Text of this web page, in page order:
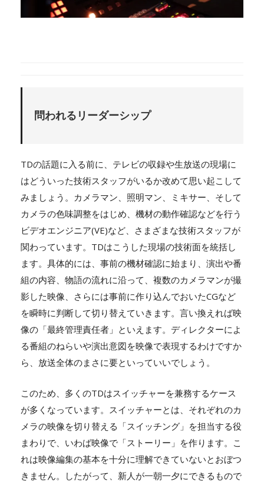
問われるリーダーシップ
TDの話題に入る前に、テレビの収録や生放送の現場に
はどういった技術スタッフがいるか改めて思い起こして
みましょう。カメラマン、照明マン、ミキサー、そして
カメラの色味調整をはじめ、機材の動作確認などを行う
ビデオエンジニア(VE)など、さまざまな技術スタッフが
関わっています。TDはこうした現場の技術面を統括し
ます。具体的には、事前の機材確認に始まり、演出や番
組の内容、物語の流れに沿って、複数のカメラマンが撮
影した映像、さらには事前に作り込んでおいたCGなど
を瞬時に判断して切り替えていきます。言い換えれば映
像の「最終管理責任者」といえます。ディレクターによ
る番組のねらいや演出意図を映像で表現するわけですか
ら、放送全体のまさに要といっていいでしょう。
このため、多くのTDはスイッチャーを兼務するケース
が多くなっています。スイッチャーとは、それぞれのカ
メラの映像を切り替える「スイッチング」を担当する役
まわりで、いわば映像で「ストーリー」を作ります。こ
れは映像編集の基本を十分に理解できていないとおぼつ
きません。したがって、新人が一朝一夕にできるもので